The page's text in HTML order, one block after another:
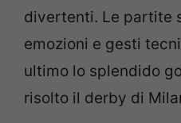
divertenti. Le partite
emozioni e gesti
ultimo lo splendido
risolto il derby di